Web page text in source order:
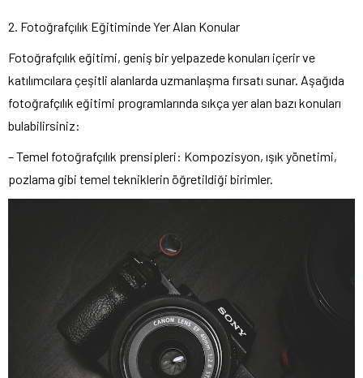
2. Fotoğrafçılık Eğitiminde Yer Alan Konular
Fotoğrafçılık eğitimi, geniş bir yelpazede konuları içerir ve
katılımcılara çeşitli alanlarda uzmanlaşma fırsatı sunar. Aşağıda
fotoğrafçılık eğitimi programlarında sıkça yer alan bazı konuları
bulabilirsiniz:
– Temel fotoğrafçılık prensipleri: Kompozisyon, ışık yönetimi,
pozlama gibi temel tekniklerin öğretildiği birimler.